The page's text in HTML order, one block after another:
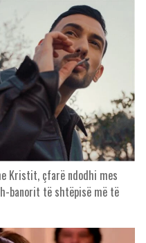
Kristit, çfarë ndodhi mes
banorit të shtëpisë më të